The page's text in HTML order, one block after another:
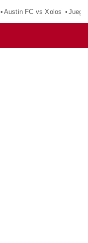
Austin FC vs Xolos